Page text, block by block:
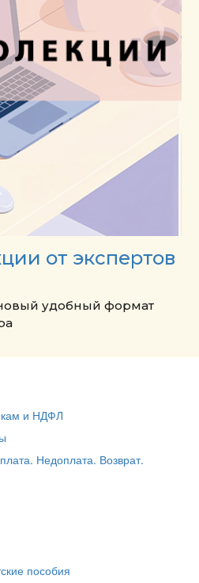
от экспертов
удобный формат
и НДФЛ
Недоплата. Возврат.
пособия